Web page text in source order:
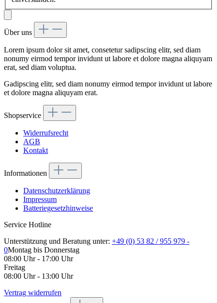
Über uns
Lorem ipsum dolor sit amet, consetetur sadipscing elitr, sed diam
nonumy eirmod tempor invidunt ut labore et dolore magna aliquyam
erat, sed diam voluptua.
Gadipscing elitr, sed diam nonumy eirmod tempor invidunt ut labore
et dolore magna aliquyam erat.
Shopservice
Widerrufsrecht
AGB
Kontakt
Informationen
Datenschutzerklärung
Impressum
Batteriegesetzhinweise
Service Hotline
Unterstützung und Beratung unter: +49 (0) 53 82 / 955 979 -
0Montag bis Donnerstag
08:00 Uhr - 17:00 Uhr
Freitag
08:00 Uhr - 13:00 Uhr
Vertrag widerrufen